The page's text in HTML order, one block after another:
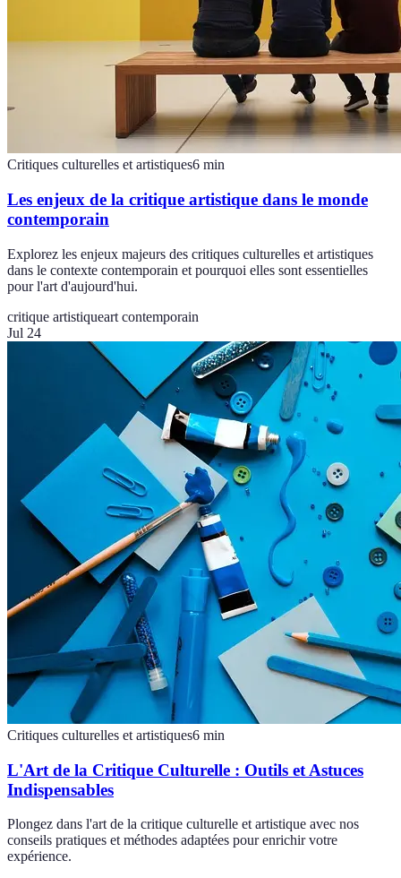
Critiques culturelles et artistiques6 min
Les enjeux de la critique artistique dans le monde
contemporain
Explorez les enjeux majeurs des critiques culturelles et artistiques
dans le contexte contemporain et pourquoi elles sont essentielles
pour l'art d'aujourd'hui.
critique artistiqueart contemporain
Jul 24
Critiques culturelles et artistiques6 min
L'Art de la Critique Culturelle : Outils et Astuces
Indispensables
Plongez dans l'art de la critique culturelle et artistique avec nos
conseils pratiques et méthodes adaptées pour enrichir votre
expérience.